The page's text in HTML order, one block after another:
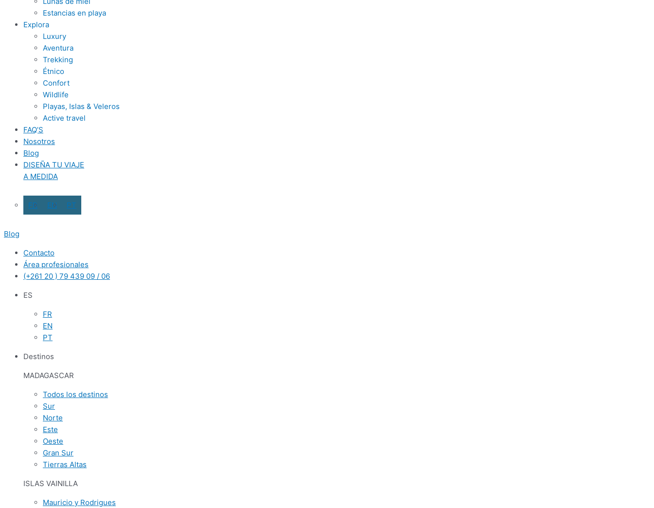
Estancias en playa
Explora
Luxury
Aventura
Trekking
Étnico
Confort
Wildlife
Playas, Islas & Veleros
Active travel
FAQ’S
Nosotros
Blog
DISEÑA TU VIAJE
A MEDIDA
FR EN PT
Blog
Contacto
Área profesionales
(+261 20 ) 79 439 09 / 06
ES
FR
EN
PT
Destinos
MADAGASCAR
Todos los destinos
Sur
Norte
Este
Oeste
Gran Sur
Tierras Altas
ISLAS VAINILLA
Mauricio y Rodrigues